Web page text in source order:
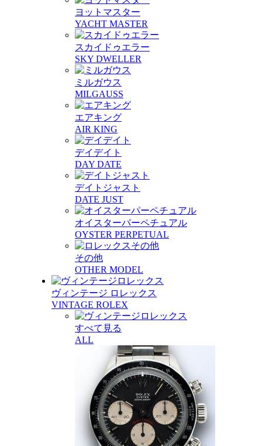
ヨットマスター
YACHT MASTER
スカイドゥエラー
SKY DWELLER
ミルガウス
MILGAUSS
エアキング
AIR KING
デイデイト
DAY DATE
デイトジャスト
DATE JUST
オイスターパーペチュアル
OYSTER PERPETUAL
その他
OTHER MODEL
ヴィンテージ ロレックス
VINTAGE ROLEX
すべて見る
ALL